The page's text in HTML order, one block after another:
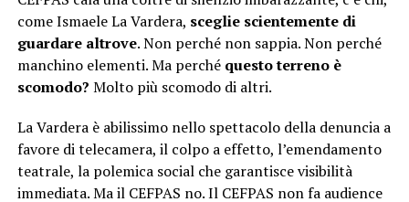
come Ismaele La Vardera, sceglie scientemente di
guardare altrove. Non perché non sappia. Non perché
manchino elementi. Ma perché questo terreno è
scomodo? Molto più scomodo di altri.
La Vardera è abilissimo nello spettacolo della denuncia a
favore di telecamera, il colpo a effetto, l’emendamento
teatrale, la polemica social che garantisce visibilità
immediata. Ma il CEFPAS no. Il CEFPAS non fa audience